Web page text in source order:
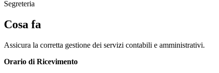
Segreteria
Cosa fa
Assicura la corretta gestione dei servizi contabili e amministrativi.
Orario di Ricevimento